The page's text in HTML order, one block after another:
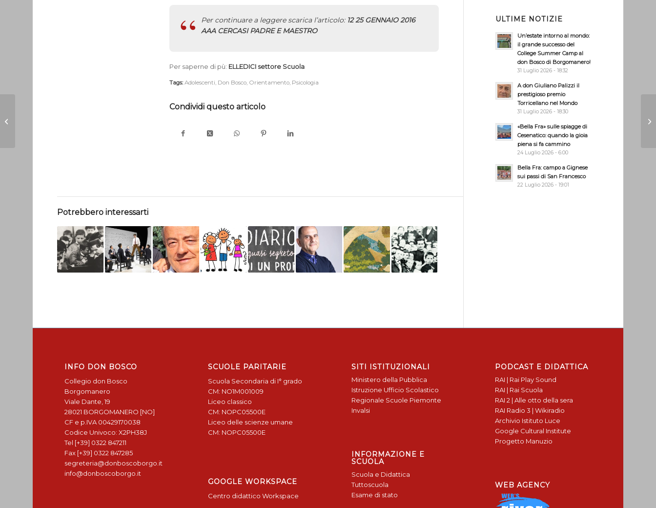
Per continuare a leggere scarica l’articolo: 12 25 GENNAIO 2016
AAA CERCASI PADRE E MAESTRO
Per saperne di pù: ELLEDICI settore Scuola
Tags: Adolescenti, Don Bosco, Orientamento, Psicologia
Condividi questo articolo
Potrebbero interessarti
ULTIME NOTIZIE
Un’estate intorno al mondo:
il grande successo del
College Summer Camp al
don Bosco di Borgomanero!
31 Luglio 2026 - 18:32
A don Giuliano Palizzi il
prestigioso premio
Torricellano nel Mondo
31 Luglio 2026 - 18:30
«Bella Fra» sulle spiagge di
Cesenatico: quando la gioia
piena si fa cammino
24 Luglio 2026 - 6:00
Bella Fra: campo a Gignese
sui passi di San Francesco
22 Luglio 2026 - 19:01
INFO DON BOSCO
Collegio don Bosco
Borgomanero
Viale Dante, 19
28021 BORGOMANERO [NO]
CF e p.IVA 00429170038
Codice Univoco: X2PH38J
Tel [+39] 0322 847211
Fax [+39] 0322 847285
segreteria@donboscoborgo.it
info@donboscoborgo.it
SCUOLE PARITARIE
Scuola Secondaria di I° grado
CM: NO1M001009
Liceo classico
CM: NOPC05500E
Liceo delle scienze umane
CM: NOPC05500E
GOOGLE WORKSPACE
Centro didattico Workspace
SITI ISTITUZIONALI
Ministero della Pubblica
Istruzione Ufficio Scolastico
Regionale Scuole Piemonte
Invalsi
INFORMAZIONE E
SCUOLA
Scuola e Didattica
Tuttoscuola
Esame di stato
PODCAST E DIDATTICA
RAI | Rai Play Sound
RAI | Rai Scuola
RAI 2 | Alle otto della sera
RAI Radio 3 | Wikiradio
Archivio Istituto Luce
Google Cultural Institute
Progetto Manuzio
WEB AGENCY